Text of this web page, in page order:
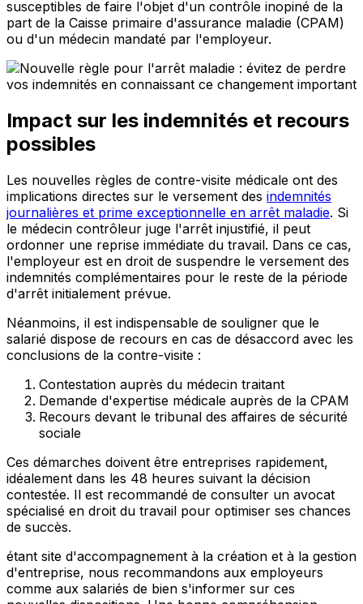
susceptibles de faire l'objet d'un contrôle inopiné de la
part de la Caisse primaire d'assurance maladie (CPAM)
ou d'un médecin mandaté par l'employeur.
Impact sur les indemnités et recours
possibles
Les nouvelles règles de contre-visite médicale ont des
implications directes sur le versement des indemnités
journalières et prime exceptionnelle en arrêt maladie. Si
le médecin contrôleur juge l'arrêt injustifié, il peut
ordonner une reprise immédiate du travail. Dans ce cas,
l'employeur est en droit de suspendre le versement des
indemnités complémentaires pour le reste de la période
d'arrêt initialement prévue.
Néanmoins, il est indispensable de souligner que le
salarié dispose de recours en cas de désaccord avec les
conclusions de la contre-visite :
Contestation auprès du médecin traitant
Demande d'expertise médicale auprès de la CPAM
Recours devant le tribunal des affaires de sécurité
sociale
Ces démarches doivent être entreprises rapidement,
idéalement dans les 48 heures suivant la décision
contestée. Il est recommandé de consulter un avocat
spécialisé en droit du travail pour optimiser ses chances
de succès.
étant site d'accompagnement à la création et à la gestion
d'entreprise, nous recommandons aux employeurs
comme aux salariés de bien s'informer sur ces